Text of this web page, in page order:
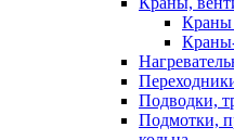
Краны
Подводки,
Подмотки,